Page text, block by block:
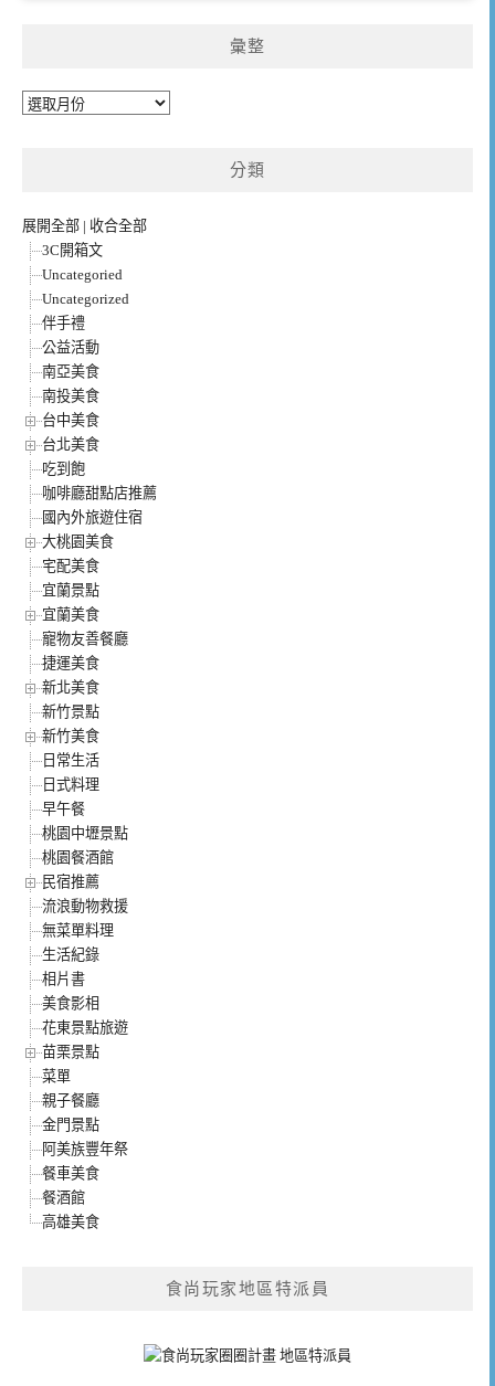
彙整
彙
分類
展開全部 | 收合全部
3C開箱文
Uncategoried
Uncategorized
伴手禮
公益活動
南亞美食
南投美食
台中美食
台北美食
吃到飽
咖啡廳甜點店推薦
國內外旅遊住宿
大桃園美食
宅配美食
宜蘭景點
宜蘭美食
寵物友善餐廳
捷運美食
新北美食
新竹景點
新竹美食
日常生活
日式料理
早午餐
桃園中壢景點
桃園餐酒館
民宿推薦
流浪動物救援
無菜單料理
生活紀錄
相片書
美食影相
花東景點旅遊
苗栗景點
菜單
親子餐廳
金門景點
阿美族豐年祭
餐車美食
餐酒館
高雄美食
食尚玩家地區特派員